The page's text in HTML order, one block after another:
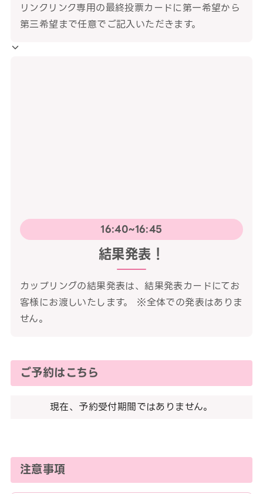
リンクリンク専用の最終投票カードに第一希望から
第三希望まで任意でご記入いただきます。
16:40~16:45
結果発表！
カップリングの結果発表は、結果発表カードにてお
客様にお渡しいたします。 ※全体での発表はありま
せん。
ご予約はこちら
現在、予約受付期間ではありません。
注意事項